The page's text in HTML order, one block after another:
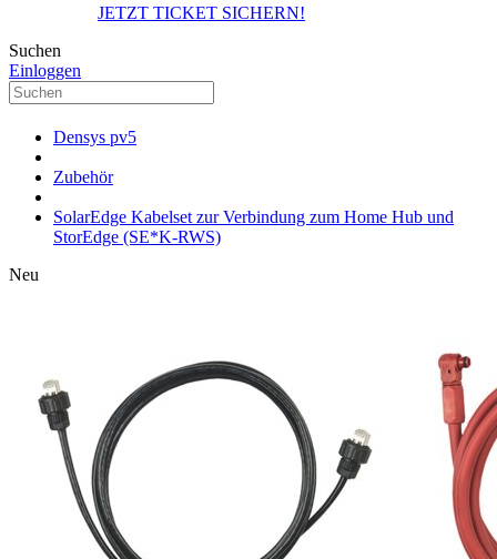
JETZT TICKET SICHERN!
Suchen
Einloggen
Densys pv5
Zubehör
SolarEdge Kabelset zur Verbindung zum Home Hub und
StorEdge (SE*K-RWS)
Neu